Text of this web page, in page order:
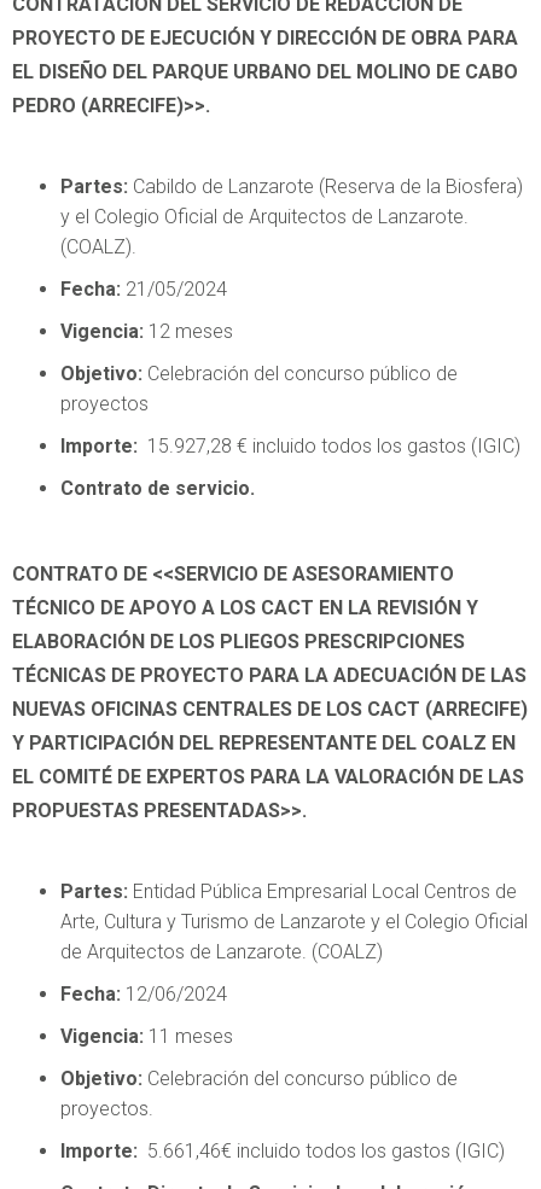
PROYECTO DE EJECUCIÓN Y DIRECCIÓN DE OBRA PARA
EL DISEÑO DEL PARQUE URBANO DEL MOLINO DE CABO
PEDRO (ARRECIFE)>>.
Partes: Cabildo de Lanzarote (Reserva de la Biosfera)
y el Colegio Oficial de Arquitectos de Lanzarote.
(COALZ).
Fecha: 21/05/2024
Vigencia: 12 meses
Objetivo: Celebración del concurso público de
proyectos
Importe: 15.927,28 € incluido todos los gastos (IGIC)
Contrato de servicio.
CONTRATO DE <<SERVICIO DE ASESORAMIENTO
TÉCNICO DE APOYO A LOS CACT EN LA REVISIÓN Y
ELABORACIÓN DE LOS PLIEGOS PRESCRIPCIONES
TÉCNICAS DE PROYECTO PARA LA ADECUACIÓN DE LAS
NUEVAS OFICINAS CENTRALES DE LOS CACT (ARRECIFE)
Y PARTICIPACIÓN DEL REPRESENTANTE DEL COALZ EN
EL COMITÉ DE EXPERTOS PARA LA VALORACIÓN DE LAS
PROPUESTAS PRESENTADAS>>.
Partes: Entidad Pública Empresarial Local Centros de
Arte, Cultura y Turismo de Lanzarote y el Colegio Oficial
de Arquitectos de Lanzarote. (COALZ)
Fecha: 12/06/2024
Vigencia: 11 meses
Objetivo: Celebración del concurso público de
proyectos.
Importe: 5.661,46€ incluido todos los gastos (IGIC)